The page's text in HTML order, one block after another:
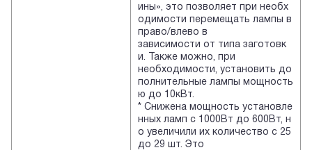
ины», это позволяет при необх
одимости перемещать лампы в
право/влево в
зависимости от типа заготовк
и. Также можно, при
необходимости, установить до
полнительные лампы мощность
ю до 10кВт.
* Снижена мощность установле
нных ламп с 1000Вт до 600Вт, н
о увеличили их количество с 25
до 29 шт. Это